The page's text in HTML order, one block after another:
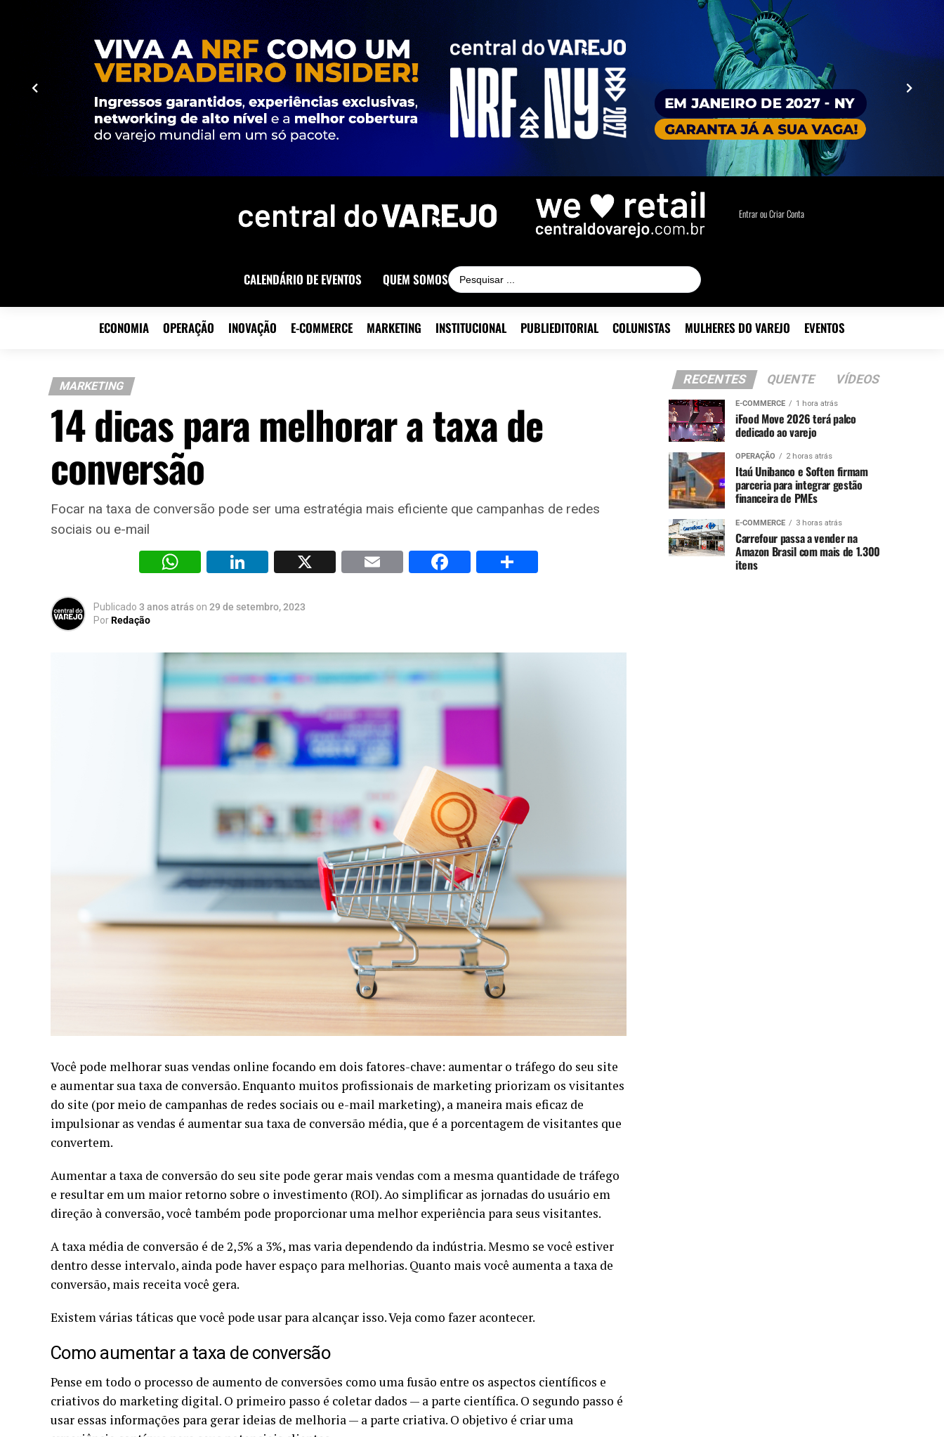
Entrar ou Criar Conta
CALENDÁRIO DE EVENTOS QUEM SOMOS
ECONOMIA OPERAÇÃO INOVAÇÃO E-COMMERCE MARKETING INSTITUCIONAL PUBLIEDITORIAL COLUNISTAS MULHERES DO VAREJO EVENTOS
MARKETING
14 dicas para melhorar a taxa de
conversão
Focar na taxa de conversão pode ser uma estratégia mais eficiente que campanhas de redes
sociais ou e-mail
WhatsAppLinkedIn
X Email Facebook
Publicado 3 anos atrás on 29 de setembro, 2023
PorRedação
Você pode melhorar suas vendas online focando em dois fatores-chave: aumentar o tráfego do seu site
e aumentar sua taxa de conversão. Enquanto muitos profissionais de marketing priorizam os visitantes
do site (por meio de campanhas de redes sociais ou e-mail marketing), a maneira mais eficaz de
impulsionar as vendas é aumentar sua taxa de conversão média, que é a porcentagem de visitantes que
convertem.
Aumentar a taxa de conversão do seu site pode gerar mais vendas com a mesma quantidade de tráfego
e resultar em um maior retorno sobre o investimento (ROI). Ao simplificar as jornadas do usuário em
direção à conversão, você também pode proporcionar uma melhor experiência para seus visitantes.
A taxa média de conversão é de 2,5% a 3%, mas varia dependendo da indústria. Mesmo se você estiver
dentro desse intervalo, ainda pode haver espaço para melhorias. Quanto mais você aumenta a taxa de
conversão, mais receita você gera.
Existem várias táticas que você pode usar para alcançar isso. Veja como fazer acontecer.
Como aumentar a taxa de conversão
Pense em todo o processo de aumento de conversões como uma fusão entre os aspectos científicos e
criativos do marketing digital. O primeiro passo é coletar dados — a parte científica. O segundo passo é
usar essas informações para gerar ideias de melhoria — a parte criativa. O objetivo é criar uma
RECENTES QUENTE VÍDEOS
E-COMMERCE 1 hora atrás
iFood Move 2026 terá palco
dedicado ao varejo
OPERAÇÃO 2 horas atrás
Itaú Unibanco e Soften firmam
parceria para integrar gestão
financeira de PMEs
E-COMMERCE 3 horas atrás
Carrefour passa a vender na
Amazon Brasil com mais de 1.300
itens